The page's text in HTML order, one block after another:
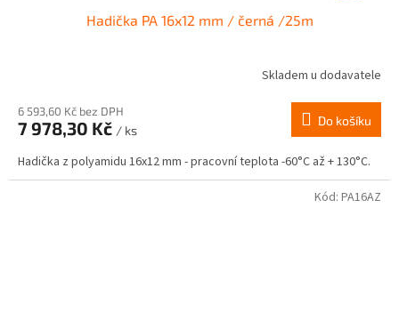
Hadička PA 16x12 mm / černá /25m
Skladem u dodavatele
6 593,60 Kč bez DPH
7 978,30 Kč / ks
Do košíku
Hadička z polyamidu 16x12 mm - pracovní teplota -60°C až + 130°C.
Kód: PA16AZ